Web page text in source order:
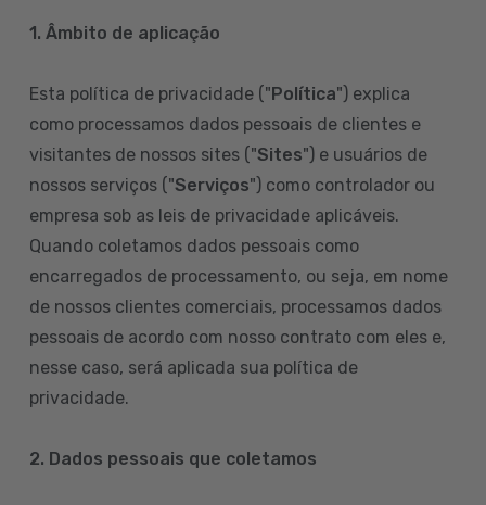
1. Âmbito de aplicação
Esta política de privacidade ("Política") explica
como processamos dados pessoais de clientes e
visitantes de nossos sites ("Sites") e usuários de
nossos serviços ("Serviços") como controlador ou
empresa sob as leis de privacidade aplicáveis.
Quando coletamos dados pessoais como
encarregados de processamento, ou seja, em nome
de nossos clientes comerciais, processamos dados
pessoais de acordo com nosso contrato com eles e,
nesse caso, será aplicada sua política de
privacidade.
2. Dados pessoais que coletamos